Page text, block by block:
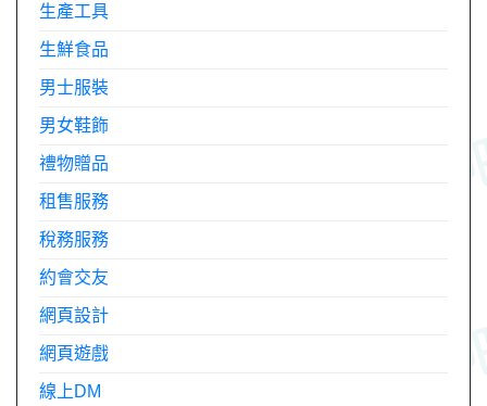
生產工具
生鮮食品
男士服裝
男女鞋飾
禮物贈品
租售服務
稅務服務
約會交友
網頁設計
網頁遊戲
線上DM